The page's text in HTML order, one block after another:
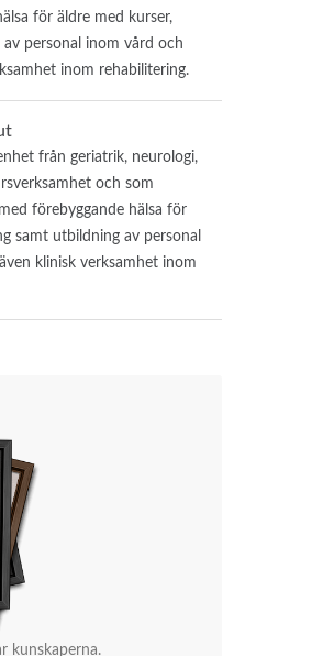
för äldre med kurser,
personal inom vård och
inom rehabilitering.
från geriatrik, neurologi,
och som
förebyggande hälsa för
samt utbildning av personal
klinisk verksamhet inom
kunskaperna.